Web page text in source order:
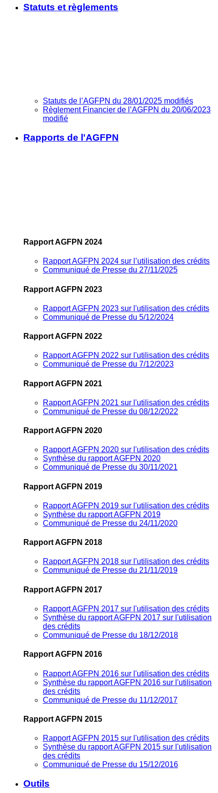
Statuts et règlements
Statuts de l’AGFPN du 28/01/2025 modifiés
Règlement Financier de l’AGFPN du 20/06/2023
modifié
Rapports de l'AGFPN
Rapport AGFPN 2024
Rapport AGFPN 2024 sur l’utilisation des crédits
Communiqué de Presse du 27/11/2025
Rapport AGFPN 2023
Rapport AGFPN 2023 sur l'utilisation des crédits
Communiqué de Presse du 5/12/2024
Rapport AGFPN 2022
Rapport AGFPN 2022 sur l'utilisation des crédits
Communiqué de Presse du 7/12/2023
Rapport AGFPN 2021
Rapport AGFPN 2021 sur l'utilisation des crédits
Communiqué de Presse du 08/12/2022
Rapport AGFPN 2020
Rapport AGFPN 2020 sur l'utilisation des crédits
Synthèse du rapport AGFPN 2020
Communiqué de Presse du 30/11/2021
Rapport AGFPN 2019
Rapport AGFPN 2019 sur l'utilisation des crédits
Synthèse du rapport AGFPN 2019
Communiqué de Presse du 24/11/2020
Rapport AGFPN 2018
Rapport AGFPN 2018 sur l'utilisation des crédits
Communiqué de Presse du 21/11/2019
Rapport AGFPN 2017
Rapport AGFPN 2017 sur l'utilisation des crédits
Synthèse du rapport AGFPN 2017 sur l'utilisation
des crédits
Communiqué de Presse du 18/12/2018
Rapport AGFPN 2016
Rapport AGFPN 2016 sur l'utilisation des crédits
Synthèse du rapport AGFPN 2016 sur l'utilisation
des crédits
Communiqué de Presse du 11/12/2017
Rapport AGFPN 2015
Rapport AGFPN 2015 sur l'utilisation des crédits
Synthèse du rapport AGFPN 2015 sur l'utilisation
des crédits
Communiqué de Presse du 15/12/2016
Outils